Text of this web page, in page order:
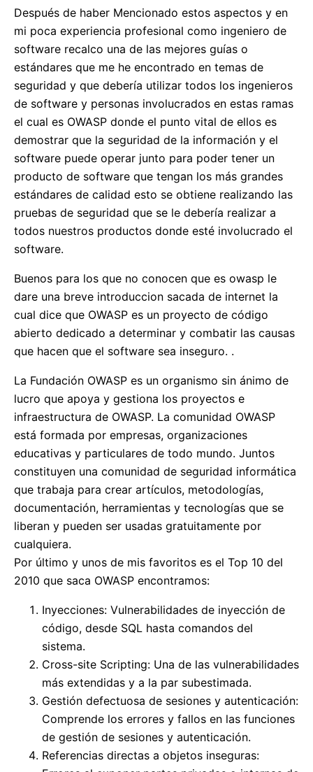
Después de haber Mencionado estos aspectos y en
mi poca experiencia profesional como ingeniero de
software recalco una de las mejores guías o
estándares que me he encontrado en temas de
seguridad y que debería utilizar todos los ingenieros
de software y personas involucrados en estas ramas
el cual es OWASP donde el punto vital de ellos es
demostrar que la seguridad de la información y el
software puede operar junto para poder tener un
producto de software que tengan los más grandes
estándares de calidad esto se obtiene realizando las
pruebas de seguridad que se le debería realizar a
todos nuestros productos donde esté involucrado el
software.
Buenos para los que no conocen que es owasp le
dare una breve introduccion sacada de internet la
cual dice que OWASP es un proyecto de código
abierto dedicado a determinar y combatir las causas
que hacen que el software sea inseguro. .
La Fundación OWASP es un organismo sin ánimo de
lucro que apoya y gestiona los proyectos e
infraestructura de OWASP. La comunidad OWASP
está formada por empresas, organizaciones
educativas y particulares de todo mundo. Juntos
constituyen una comunidad de seguridad informática
que trabaja para crear artículos, metodologías,
documentación, herramientas y tecnologías que se
liberan y pueden ser usadas gratuitamente por
cualquiera.
Por último y unos de mis favoritos es el Top 10 del
2010 que saca OWASP encontramos:
Inyecciones: Vulnerabilidades de inyección de
código, desde SQL hasta comandos del
sistema.
Cross-site Scripting: Una de las vulnerabilidades
más extendidas y a la par subestimada.
Gestión defectuosa de sesiones y autenticación:
Comprende los errores y fallos en las funciones
de gestión de sesiones y autenticación.
Referencias directas a objetos inseguras: